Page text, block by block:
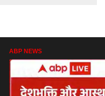
ABP NEWS